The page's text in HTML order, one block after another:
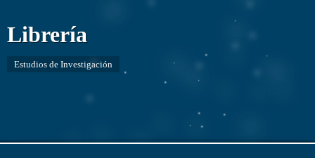
Librería
Estudios de Investigación